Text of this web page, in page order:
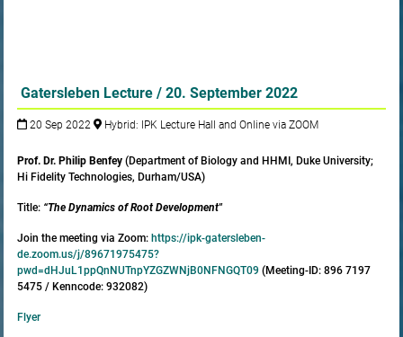
Gatersleben Lecture / 20. September 2022
20 Sep 2022 Hybrid: IPK Lecture Hall and Online via ZOOM
Prof. Dr. Philip Benfey (Department of Biology and HHMI, Duke University;
Hi Fidelity Technologies, Durham/USA)
Title: “The Dynamics of Root Development"
Join the meeting via Zoom: https://ipk-gatersleben-
de.zoom.us/j/89671975475?
pwd=dHJuL1ppQnNUTnpYZGZWNjB0NFNGQT09(Meeting-ID: 896 7197
5475 / Kenncode: 932082)
Flyer